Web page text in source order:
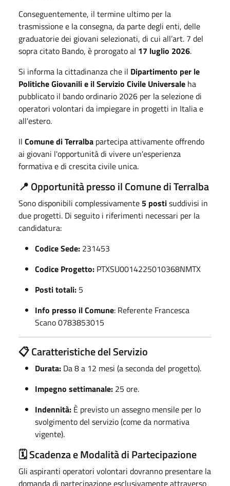
Conseguentemente, il termine ultimo per la
trasmissione e la consegna, da parte degli enti, delle
graduatorie dei giovani selezionati, di cui all’art. 7 del
sopra citato Bando, è prorogato al 17 luglio 2026.
Si informa la cittadinanza che il Dipartimento per le
Politiche Giovanili e il Servizio Civile Universale ha
pubblicato il bando ordinario 2026 per la selezione di
operatori volontari da impiegare in progetti in Italia e
all'estero.
Il Comune di Terralba partecipa attivamente offrendo
ai giovani l'opportunità di vivere un'esperienza
formativa e di crescita civile unica.
📍 Opportunità presso il Comune di Terralba
Sono disponibili complessivamente 5 postisuddivisi in
due progetti. Di seguito i riferimenti necessari per la
candidatura:
Codice Sede: 231453
Codice Progetto: PTXSU0014225010368NMTX
Posti totali: 5
Info presso il Comune: Referente Francesca
Scano 0783853015
📋 Caratteristiche del Servizio
Durata: Da 8 a 12 mesi (a seconda del progetto).
Impegno settimanale: 25 ore.
Indennità: È previsto un assegno mensile per lo
svolgimento del servizio (come da normativa
vigente).
🗓 Scadenza e Modalità di Partecipazione
Gli aspiranti operatori volontari dovranno presentare la
domanda di partecipazione esclusivamente attraverso